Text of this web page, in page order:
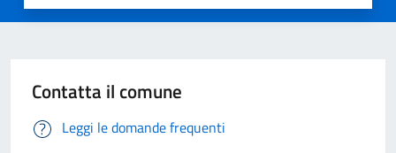
Contatta il comune
Leggi le domande frequenti